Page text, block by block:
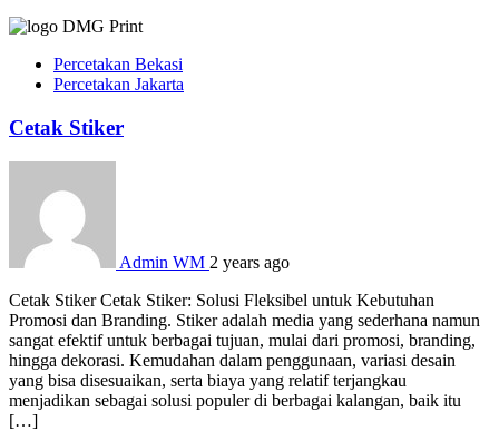
Percetakan Bekasi
Percetakan Jakarta
Cetak Stiker
Admin WM 2 years ago
Cetak Stiker Cetak Stiker: Solusi Fleksibel untuk Kebutuhan
Promosi dan Branding. Stiker adalah media yang sederhana namun
sangat efektif untuk berbagai tujuan, mulai dari promosi, branding,
hingga dekorasi. Kemudahan dalam penggunaan, variasi desain
yang bisa disesuaikan, serta biaya yang relatif terjangkau
menjadikan sebagai solusi populer di berbagai kalangan, baik itu
[…]